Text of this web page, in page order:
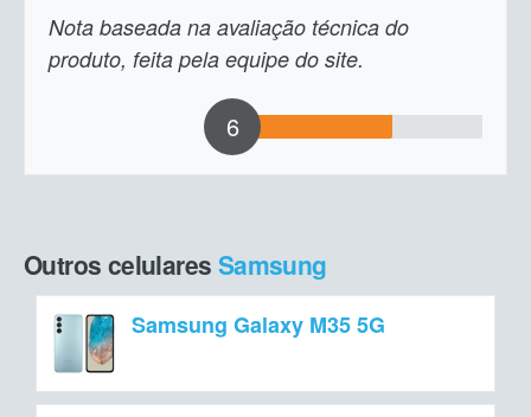
Nota baseada na avaliação técnica do
produto, feita pela equipe do site.
6
Outros celulares Samsung
Samsung Galaxy M35 5G